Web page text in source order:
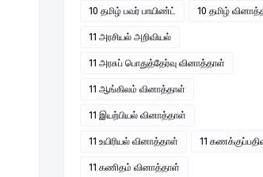
10 தமிழ் பவர் பாயிண்ட் 10 தமிழ்
11 அரசியல் அறிவியல்
11 அரசுப் பொதுத்தேர்வு வினாத்தாள்
11 ஆங்கிலம் வினாத்தாள்
11 இயற்பியல் வினாத்தாள்
11 உயிரியல் வினாத்தாள் 11
11 கணிதம் வினாத்தாள்